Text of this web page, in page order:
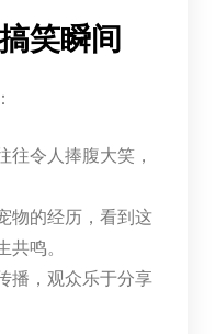
笑瞬间
往令人捧腹大笑，
物的经历，看到这
共鸣。
播，观众乐于分享